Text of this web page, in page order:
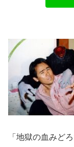
「地獄の血みど